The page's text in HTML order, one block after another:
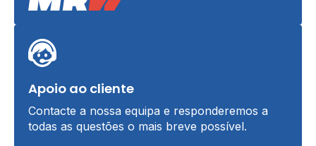
Apoio ao cliente
Contacte a nossa equipa e responderemos a
todas as questões o mais breve possível.